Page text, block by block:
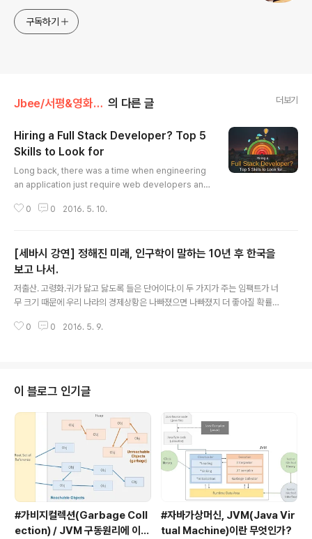
구독하기
Jbee/서평&영화&자격증 의 다른 글 더보기
Hiring a Full Stack Developer? Top 5
Skills to Look for
Long back, there was a time when engineering
an application just require web developers and
애플리케이션 엔지리어링 분야에서 단지 웹 개발자와 디자
t-end developers, back-end developers, UI/ UX
engineers and different types of programmers
are separately needed for the app developmen
t.시간이 흐르면서, 오늘날 이..
0 0 2016. 5. 10.
[세바시 강연] 정해진 미래, 인구학이 말하는 10년 후 한국을
보고 나서.
저출산. 고령화.귀가 닳고 닳도록 들은 단어이다.이 두 가지가 주는 임팩트가 너
무 크기 때문에 우리 나라의 경제상황은 나빠졌으면 나빠졌지 더 좋아질 확률은
살펴보자.인간은 태어나고, 세월이 흐르면서 연령별로 이동을 하고, 결국 사망
산 시장대학의 입시 시장, 첫째, 국내 자동차 시장.은퇴를 하고 나서는 새 차를
구매할 여력이 되지 않는다.점점 은퇴하는 사람이 많아질 것이며 젊은 층은 적
어질 것이다..
0 0 2016. 5. 9.
이 블로그 인기글
#가비지컬렉션(Garbage Coll
ection) / JVM 구동원리에 이어
#자바가상머신, JVM(Java Vir
tual Machine)이란 무엇인가?